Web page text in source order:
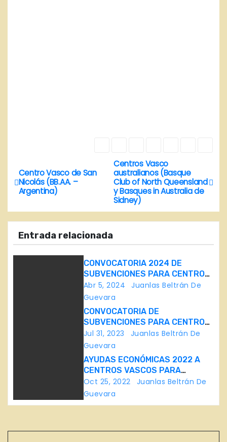
N
a
v
e
g
e
Centros Vasco
australianos (Basque
Club of North Queensland
y Basques in Australia de
Sidney)
Centro Vasco de San
Nicolás (BB.AA. –
Argentina)
Entrada relacionada
CONVOCATORIA 2024 DE
SUBVENCIONES PARA CENTROS
VASCOS – EUSKAL ETXEAK
Abr 5, 2024
Juanlas Beltrán De
Guevara
CONVOCATORIA DE
SUBVENCIONES PARA CENTROS
VASCOS – EUSKAL ETXEAK,
PARA EL AÑO 2023
Jul 31, 2023
Juanlas Beltrán De
Guevara
AYUDAS ECONÓMICAS 2022 A
CENTROS VASCOS PARA
ATENDER NECESIDADES
ASISTENCIALES Y SITUACIONES
DE EXTREMA NECESIDAD DE
EN EL EXTRANJERO
Oct 25, 2022
Juanlas Beltrán De
Guevara